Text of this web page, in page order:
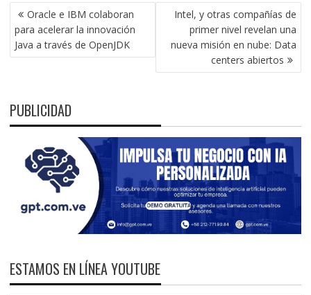
NAVEGACIÓN
DE
ENTRADAS
Oracle e IBM colaboran
para acelerar la innovación
Java a través de OpenJDK
Intel, y otras compañías de
primer nivel revelan una
nueva misión en nube: Data
centers abiertos
PUBLICIDAD
ESTAMOS EN LÍNEA YOUTUBE